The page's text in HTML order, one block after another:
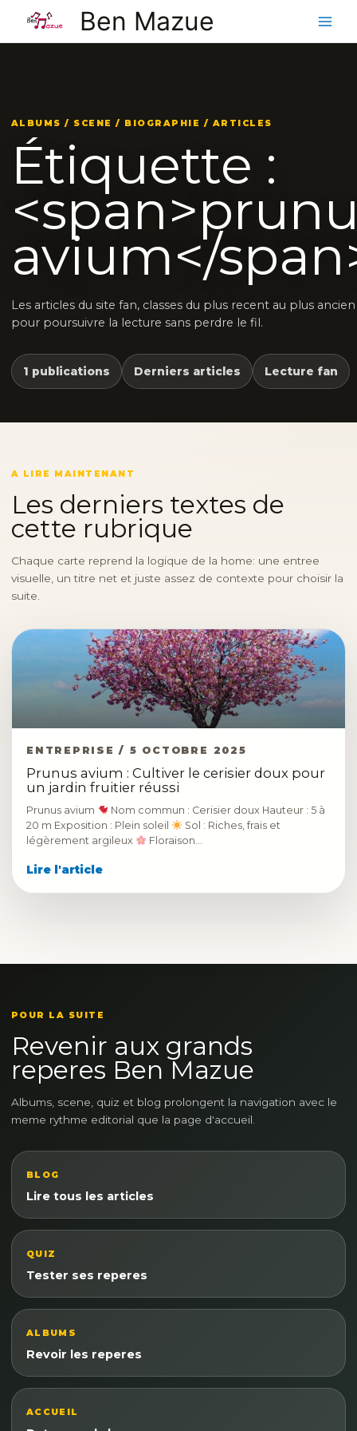
contenu
Ben Mazue
ALBUMS / SCENE / BIOGRAPHIE / ARTICLES
Étiquette :
avium</
Les articles du site fan, classes du plus recent au plus ancien
pour poursuivre la lecture sans perdre le fil.
1 publications Derniers articles Lecture fan
A LIRE MAINTENANT
Les derniers textes de
cette rubrique
Chaque carte reprend la logique de la home: une entree
visuelle, un titre net et juste assez de contexte pour choisir la
suite.
ENTREPRISE / 5 OCTOBRE 2025
Prunus avium : Cultiver le cerisier doux pour
un jardin fruitier réussi
Prunus avium
Nom commun : Cerisier doux Hauteur : 5 à
20 m Exposition : Plein soleil
Sol : Riches, frais et
légèrement argileux
Floraison…
Lire l'article
POUR LA SUITE
Revenir aux grands
reperes Ben Mazue
Albums, scene, quiz et blog prolongent la navigation avec le
meme rythme editorial que la page d'accueil.
BLOG
Lire tous les articles
QUIZ
Tester ses reperes
ALBUMS
Revoir les reperes
ACCUEIL